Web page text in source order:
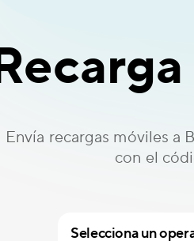
Envía recargas móviles a
con el
Selecciona un